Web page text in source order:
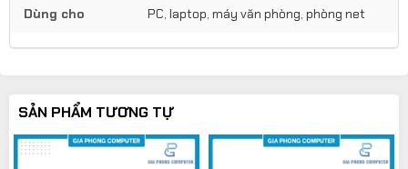
Dùng cho PC, laptop, máy văn phòng, phòng net
SẢN PHẨM TƯƠNG TỰ